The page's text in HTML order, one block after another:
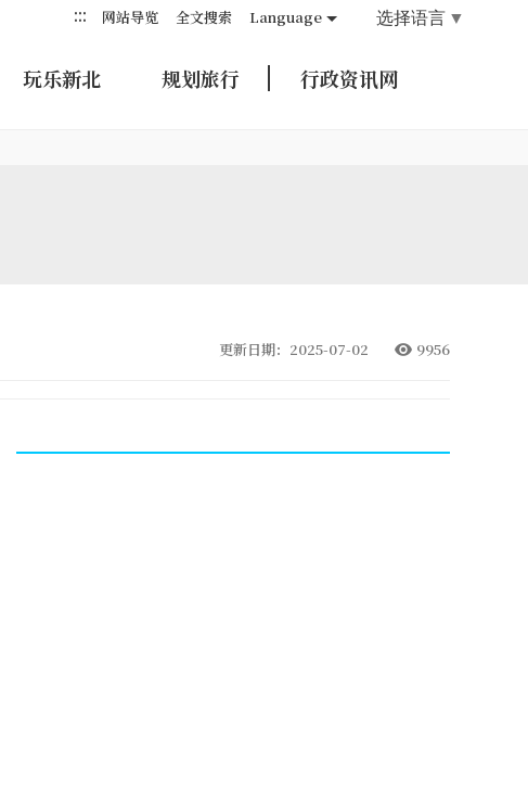
::: 网站导览 全文搜索 Language 选择语言 ▼
玩乐新北 规划旅行 行政资讯网
更新日期：2025-07-02 9956